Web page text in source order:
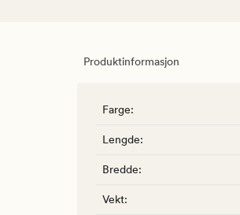
Produktinformasjon
Farge:
Lengde:
Bredde:
Vekt: